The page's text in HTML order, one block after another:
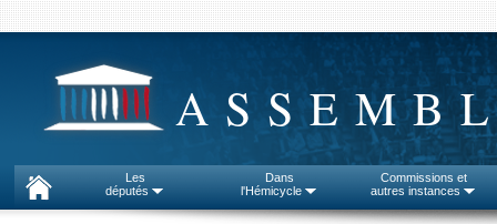
Les
députés
Dans
l'Hémicycle
Commissions et
autres instances